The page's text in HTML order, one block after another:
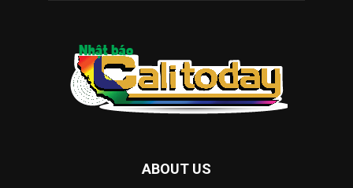
ABOUT US